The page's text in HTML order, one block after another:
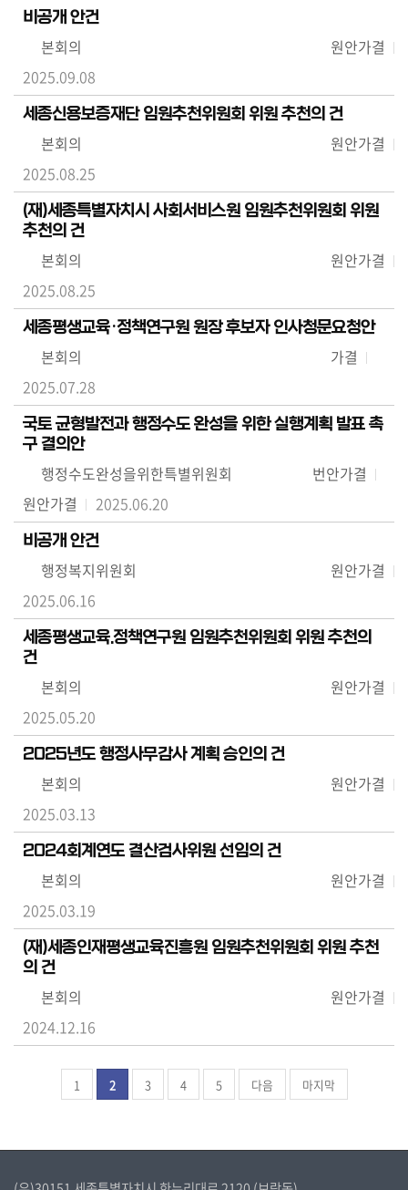
비공개 안건
본회의
원안가결
2025.09.08
세종신용보증재단 임원추천위원회 위원 추천의 건
본회의
원안가결
2025.08.25
(재)세종특별자치시 사회서비스원 임원추천위원회 위원
추천의 건
본회의
원안가결
2025.08.25
세종평생교육·정책연구원 원장 후보자 인사청문요청안
본회의
가결
2025.07.28
국토 균형발전과 행정수도 완성을 위한 실행계획 발표 촉
구 결의안
행정수도완성을위한특별위원회
번안가결
원안가결
2025.06.20
비공개 안건
행정복지위원회
원안가결
2025.06.16
세종평생교육.정책연구원 임원추천위원회 위원 추천의
건
본회의
원안가결
2025.05.20
2025년도 행정사무감사 계획 승인의 건
본회의
원안가결
2025.03.13
2024회계연도 결산검사위원 선임의 건
본회의
원안가결
2025.03.19
(재)세종인재평생교육진흥원 임원추천위원회 위원 추천
의 건
본회의
원안가결
2024.12.16
1 2 3 4 5 다음 마지막